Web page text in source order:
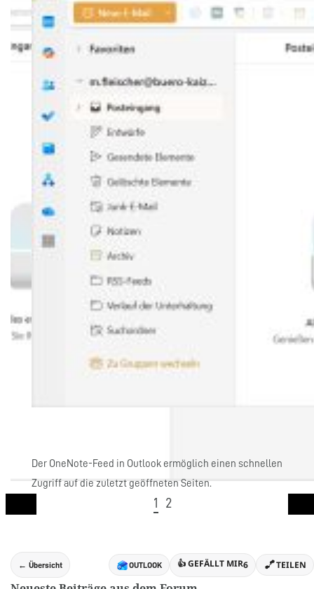
Der OneNote-Feed in Outlook ermöglich einen schnellen
Zugriff auf die zuletzt geöffneten Seiten.
1 2
← Übersicht OUTLOOK 👍 GEFÄLLT MIR6 TEILEN